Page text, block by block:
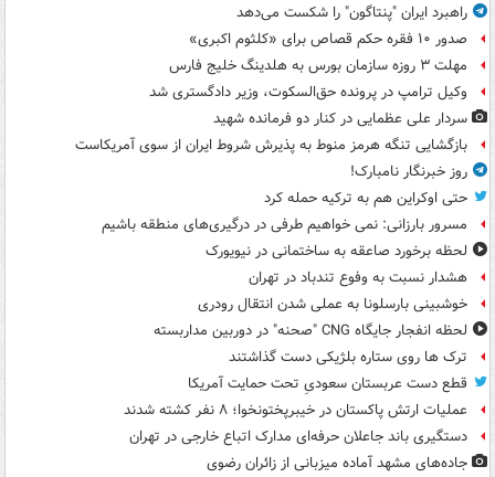
راهبرد ایران "پنتاگون" را شکست می‌دهد
صدور ۱۰ فقره حکم قصاص برای «کلثوم اکبری»
مهلت ۳ روزه سازمان بورس به هلدینگ خلیج فارس
وکیل ترامپ در پرونده حق‌السکوت، وزیر دادگستری شد
سردار علی عظمایی در کنار دو فرمانده شهید
بازگشایی تنگه هرمز منوط به پذیرش شروط ایران از سوی آمریکاست
روز خبرنگار نامبارک!
حتی اوکراین هم به ترکیه حمله کرد
مسرور بارزانی: نمی خواهیم طرفی در درگیری‌های منطقه باشیم
لحظه برخورد صاعقه به ساختمانی در نیویورک
هشدار نسبت به وفوع تندباد در تهران
خوشبینی بارسلونا به عملی شدن انتقال رودری
لحظه انفجار جایگاه CNG "صحنه" در دوربین مداربسته
ترک ها روی ستاره بلژیکی دست گذاشتند
قطع دست عربستان سعودیِ تحت حمایت آمریکا
عملیات ارتش پاکستان در خیبرپختونخوا؛ ۸ نفر کشته شدند
دستگیری باند جاعلان حرفه‌ای مدارک اتباع خارجی در تهران
جاده‌های مشهد آماده میزبانی از زائران رضوی